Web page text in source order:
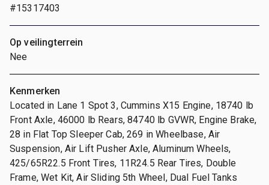
#15317403
Op veilingterrein
Nee
Kenmerken
Located in Lane 1 Spot 3, Cummins X15 Engine, 18740 lb
Front Axle, 46000 lb Rears, 84740 lb GVWR, Engine Brake,
28 in Flat Top Sleeper Cab, 269 in Wheelbase, Air
Suspension, Air Lift Pusher Axle, Aluminum Wheels,
425/65R22.5 Front Tires, 11R24.5 Rear Tires, Double
Frame, Wet Kit, Air Sliding 5th Wheel, Dual Fuel Tanks